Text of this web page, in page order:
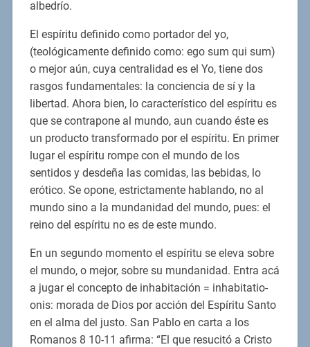
albedrío.
El espíritu definido como portador del yo,
(teológicamente definido como: ego sum qui sum)
o mejor aún, cuya centralidad es el Yo, tiene dos
rasgos fundamentales: la conciencia de sí y la
libertad. Ahora bien, lo característico del espíritu es
que se contrapone al mundo, aun cuando éste es
un producto transformado por el espíritu. En primer
lugar el espíritu rompe con el mundo de los
sentidos y desdeña las comidas, las bebidas, lo
erótico. Se opone, estrictamente hablando, no al
mundo sino a la mundanidad del mundo, pues: el
reino del espíritu no es de este mundo.
En un segundo momento el espíritu se eleva sobre
el mundo, o mejor, sobre su mundanidad. Entra acá
a jugar el concepto de inhabitación = inhabitatio-
onis: morada de Dios por acción del Espíritu Santo
en el alma del justo. San Pablo en carta a los
Romanos 8 10-11 afirma: “El que resucitó a Cristo